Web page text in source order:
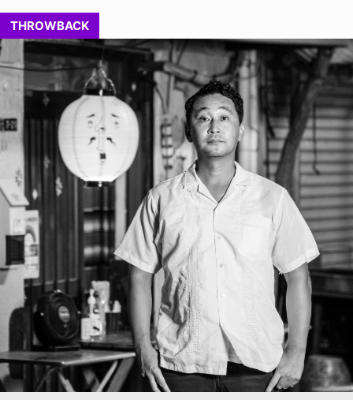
THROWBACK